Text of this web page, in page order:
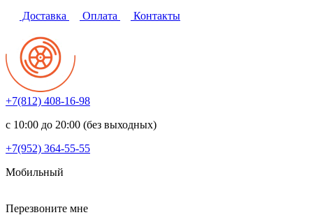
Доставка Оплата Контакты
+7(812) 408-16-98
с 10:00 до 20:00 (без выходных)
+7(952) 364-55-55
Мобильный
Перезвоните мне